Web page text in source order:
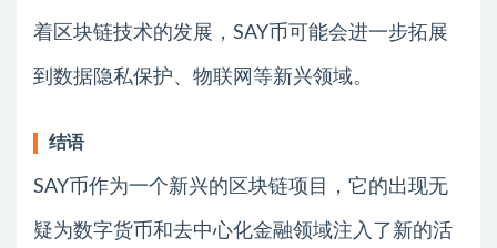
着区块链技术的发展，SAY币可能会进一步拓展
到数据隐私保护、物联网等新兴领域。
结语
SAY币作为一个新兴的区块链项目，它的出现无
疑为数字货币和去中心化金融领域注入了新的活